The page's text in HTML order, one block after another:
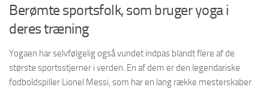
Berømte sportsfolk, som bruger yoga i
deres træning
Yogaen har selvfølgelig også vundet indpas blandt flere af de
største sportsstjerner i verden. En af dem er den legendariske
fodboldspiller Lionel Messi, som har en lang række mesterskaber